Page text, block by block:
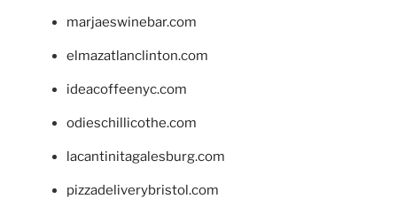
marjaeswinebar.com
elmazatlanclinton.com
ideacoffeenyc.com
odieschillicothe.com
lacantinitagalesburg.com
pizzadeliverybristol.com